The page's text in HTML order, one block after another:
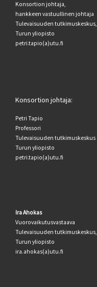
Konsortion johtaja,
hankkeen vastuullinen johtaja
Tulevaisuuden tutkimuskeskus,
Turun yliopisto
petri.tapio(a)utu.fi
Konsortion johtaja:
Petri Tapio
Professori
Tulevaisuuden tutkimuskeskus
Turun yliopisto
petri.tapio(a)utu.fi
Ira Ahokas
Vuorovaikutusvastaava
Tulevaisuuden tutkimuskeskus,
Turun yliopisto
ira.ahokas(a)utu.fi